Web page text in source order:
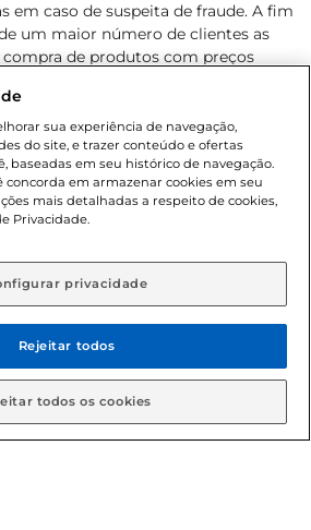
em caso de suspeita de fraude. A fim
um maior número de clientes as
compra de produtos com preços
e condições são exclusivos para
durante o dia de hoje, podendo
prévia notificação. Proibida a venda
para menores de 18 anos, conforme
inciso II (Estatuto da Criança e do
condições exclusivos para o
para as compras on-line é de
Todos os direitos
Gbarbosa.
sua experiência de navegação,
do site, e trazer conteúdo e ofertas
baseadas em seu histórico de navegação.
concorda em armazenar cookies em seu
mais detalhadas a respeito de cookies,
Privacidade.
privacidade
Rejeitar todos
todos os cookies